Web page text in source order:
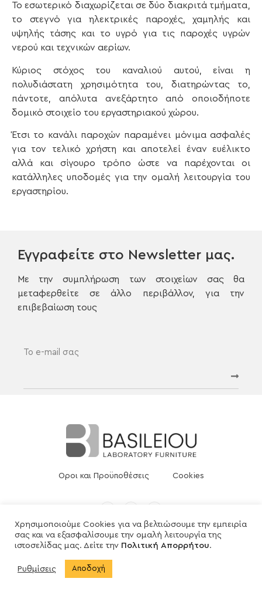
Το εσωτερικό διαχωρίζεται σε δύο διακριτά τμήματα,
το στεγνό για ηλεκτρικές παροχές, χαμηλής και
υψηλής τάσης και το υγρό για τις παροχές υγρών
νερού και τεχνικών αερίων.
Κύριος στόχος του καναλιού αυτού, είναι η
πολυδιάστατη χρησιμότητα του, διατηρώντας το,
πάντοτε, απόλυτα ανεξάρτητο από οποιοδήποτε
δομικό στοιχείο του εργαστηριακού χώρου.
Έτσι το κανάλι παροχών παραμένει μόνιμα ασφαλές
για τον τελικό χρήστη και αποτελεί έναν ευέλικτο
αλλά και σίγουρο τρόπο ώστε να παρέχονται οι
κατάλληλες υποδομές για την ομαλή λειτουργία του
εργαστηρίου.
Εγγραφείτε στο Newsletter μας.
Με την συμπλήρωση των στοιχείων σας θα
μεταφερθείτε σε άλλο περιβάλλον, για την
επιβεβαίωση τους
Οροι και Προϋποθέσεις Cookies
Χρησιμοποιούμε Cookies για να βελτιώσουμε την εμπειρία
σας και να εξασφαλίσουμε την ομαλή λειτουργία της
ιστοσελίδας μας. Δείτε την Πολιτική Απορρήτου.
Ρυθμίσεις Αποδοχή